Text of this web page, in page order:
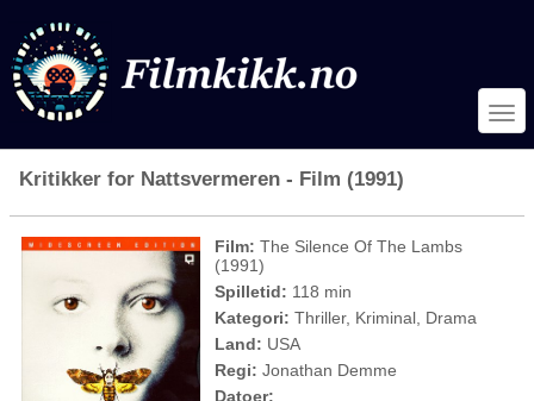
Kritikker for Nattsvermeren - Film (1991)
Film: The Silence Of The Lambs
(1991)
Spilletid: 118 min
Kategori: Thriller, Kriminal, Drama
Land: USA
Regi: Jonathan Demme
Datoer: